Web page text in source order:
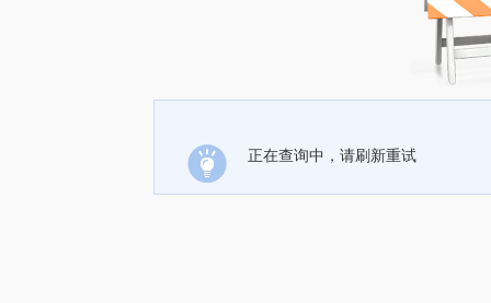
正在查询中，请刷新重试